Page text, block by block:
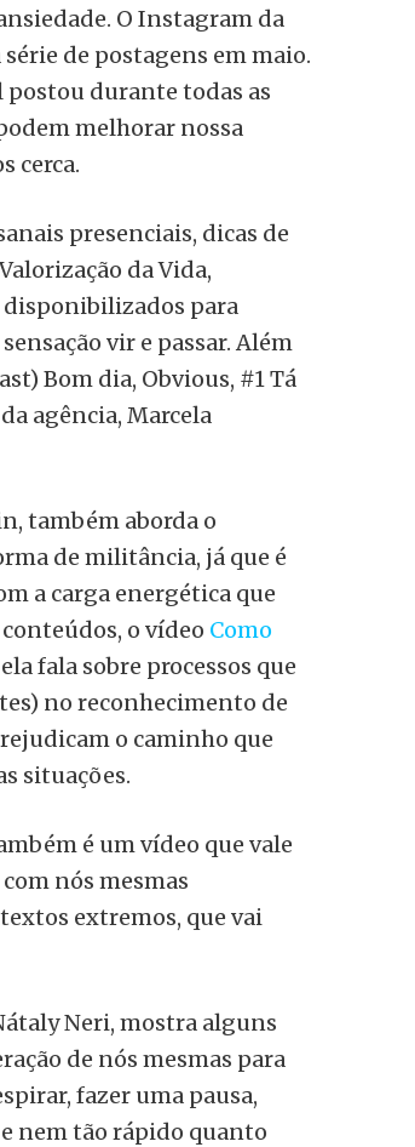
O Instagram da
de postagens em maio.
postou durante todas as
melhorar nossa
cerca.
presenciais, dicas de
da Vida,
disponibilizados para
vir e passar. Além
Bom dia, Obvious, #1 Tá
agência, Marcela
também aborda o
de militância, já que é
a carga energética que
o vídeo Como
ela fala sobre processos que
no reconhecimento de
o caminho que
situações.
é um vídeo que vale
nós mesmas
extremos, que vai
Neri, mostra alguns
de nós mesmas para
fazer uma pausa,
nem tão rápido quanto